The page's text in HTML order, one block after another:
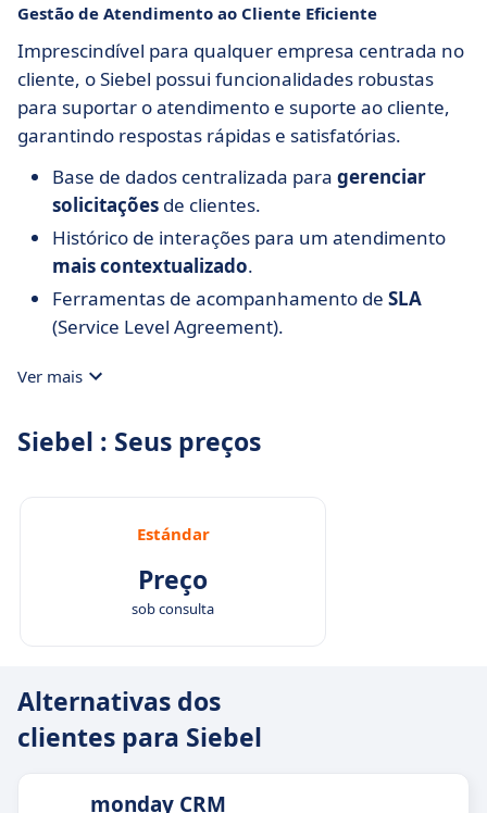
Gestão de Atendimento ao Cliente Eficiente
Imprescindível para qualquer empresa centrada no
cliente, o Siebel possui funcionalidades robustas
para suportar o atendimento e suporte ao cliente,
garantindo respostas rápidas e satisfatórias.
Base de dados centralizada para gerenciar
solicitações de clientes.
Histórico de interações para um atendimento
mais contextualizado.
Ferramentas de acompanhamento de SLA
(Service Level Agreement).
Ver mais
Siebel : Seus preços
Estándar
Preço
sob consulta
Alternativas dos
clientes para Siebel
monday CRM